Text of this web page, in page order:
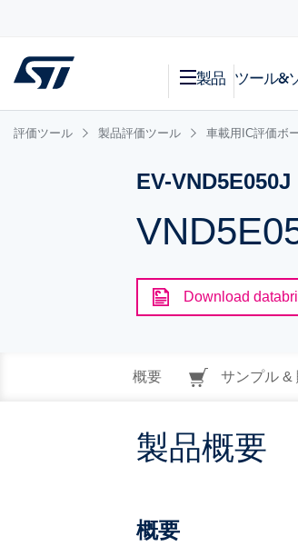
製品 ツール&
評価ツール 製品評価ツール 車載用IC評価ボ
EV-VND5E050J
Download
概要 サンプル &
製品概要
概要